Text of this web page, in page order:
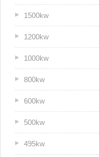
1500kw
1200kw
1000kw
800kw
600kw
500kw
495kw